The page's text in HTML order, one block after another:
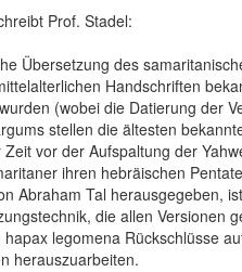
Prof. Stadel:
Übersetzung des
Handschriften
(wobei die Datierung der
stellen die ältesten
vor der Aufspaltung der
ihren hebräischen
Abraham Tal herausgegeben,
die allen Versionen
legomena Rückschlüsse
herauszuarbeiten.